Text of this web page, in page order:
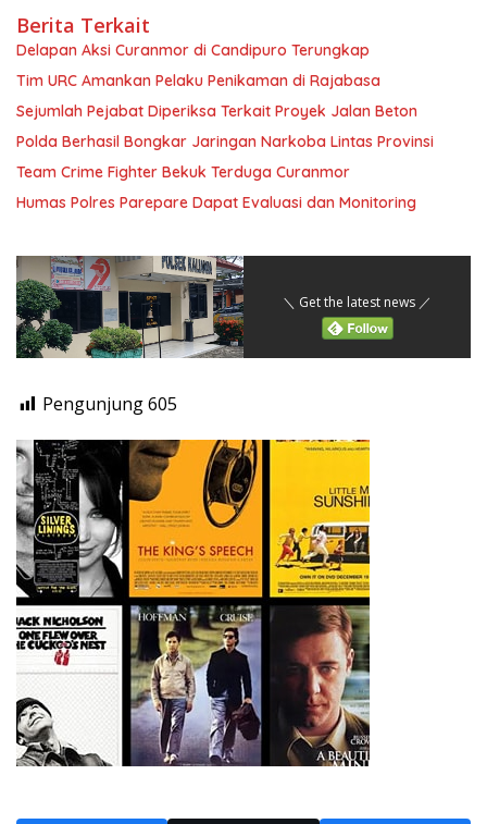
Berita Terkait
Delapan Aksi Curanmor di Candipuro Terungkap
Tim URC Amankan Pelaku Penikaman di Rajabasa
Sejumlah Pejabat Diperiksa Terkait Proyek Jalan Beton
Polda Berhasil Bongkar Jaringan Narkoba Lintas Provinsi
Team Crime Fighter Bekuk Terduga Curanmor
Humas Polres Parepare Dapat Evaluasi dan Monitoring
＼ Get the latest news ／
Pengunjung605